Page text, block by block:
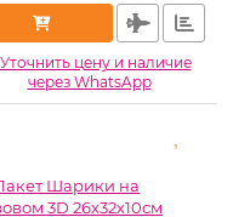
Уточнить цену и наличие
через WhatsApp